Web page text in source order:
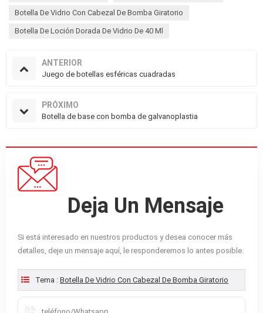
Botella De Vidrio Con Cabezal De Bomba Giratorio
Botella De Loción Dorada De Vidrio De 40 Ml
ANTERIOR
Juego de botellas esféricas cuadradas
PRÓXIMO
Botella de base con bomba de galvanoplastia
Deja Un Mensaje
Si está interesado en nuestros productos y desea conocer más
detalles, deje un mensaje aquí, le responderemos lo antes posible.
Tema : Botella De Vidrio Con Cabezal De Bomba Giratorio